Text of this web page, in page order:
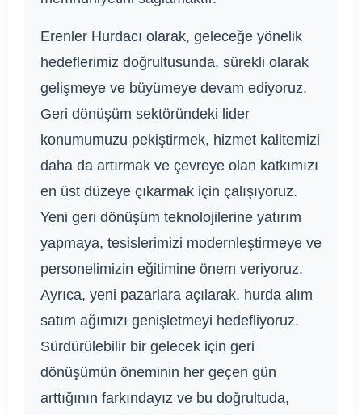
Erenler Hurdacı olarak, geleceğe yönelik
hedeflerimiz doğrultusunda, sürekli olarak
gelişmeye ve büyümeye devam ediyoruz.
Geri dönüşüm sektöründeki lider
konumumuzu pekiştirmek, hizmet kalitemizi
daha da artırmak ve çevreye olan katkımızı
en üst düzeye çıkarmak için çalışıyoruz.
Yeni geri dönüşüm teknolojilerine yatırım
yapmaya, tesislerimizi modernleştirmeye ve
personelimizin eğitimine önem veriyoruz.
Ayrıca, yeni pazarlara açılarak, hurda alım
satım ağımızı genişletmeyi hedefliyoruz.
Sürdürülebilir bir gelecek için geri
dönüşümün öneminin her geçen gün
arttığının farkındayız ve bu doğrultuda,